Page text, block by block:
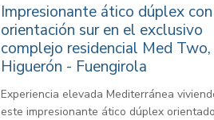
Impresionante ático dúplex con
orientación sur en el exclusivo
complejo residencial Med
Higuerón - Fuengirola
Experiencia elevada Mediterránea
este impresionante ático dúplex